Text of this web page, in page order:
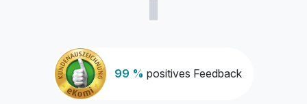
99 % positives Feedback